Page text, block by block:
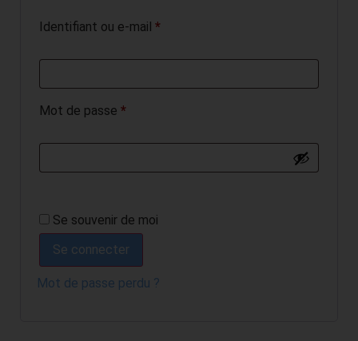
Identifiant ou e-mail *
Mot de passe *
Se souvenir de moi
Se connecter
Mot de passe perdu ?